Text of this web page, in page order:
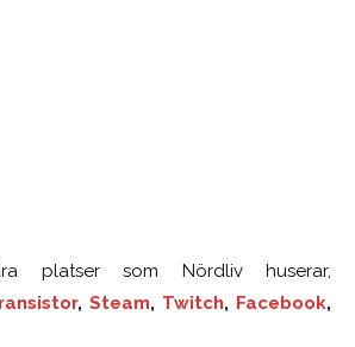
platser som Nördliv huserar,
, Steam, Twitch, Facebook,